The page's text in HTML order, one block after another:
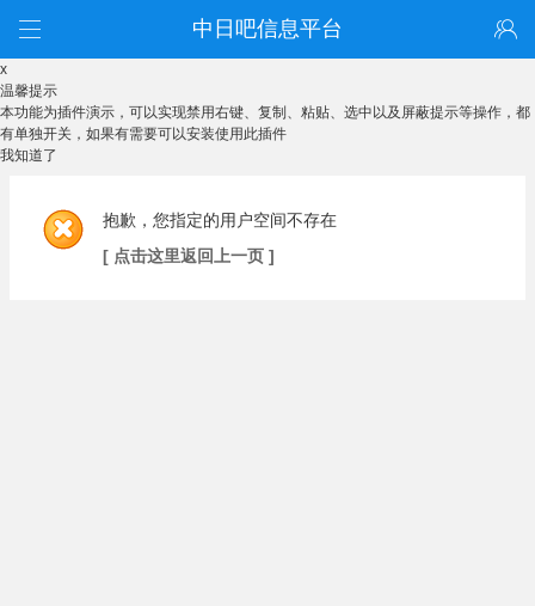
中日吧信息平台
x
温馨提示
本功能为插件演示，可以实现禁用右键、复制、粘贴、选中以及屏蔽提示等操作，都
有单独开关，如果有需要可以安装使用此插件
我知道了
抱歉，您指定的用户空间不存在
[ 点击这里返回上一页 ]